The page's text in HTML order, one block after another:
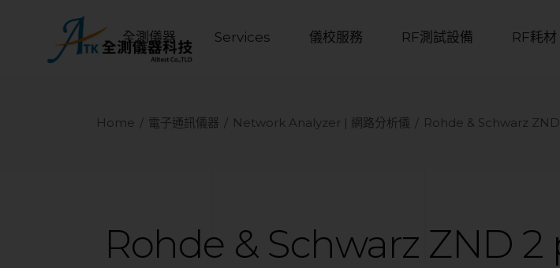
全測儀器 Services 儀校服務 RF測試設備 RF耗材
Home 電子通訊儀器 Network Analyzer | 網路分析儀 Rohde & Schwarz
Rohde & Schwarz ZND 2